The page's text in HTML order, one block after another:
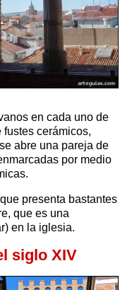
en cada uno de
fustes cerámicos,
abre una pareja de
por medio
presenta bastantes
que es una
en la iglesia.
siglo XIV